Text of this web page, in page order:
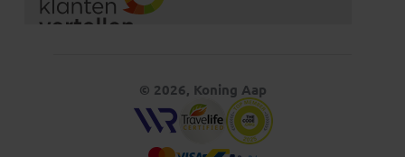
© 2026, Koning Aap